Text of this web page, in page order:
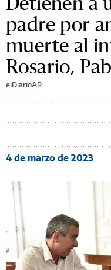
padre por
muerte al
Rosario,
elDiarioAR
4 de marzo de 2023